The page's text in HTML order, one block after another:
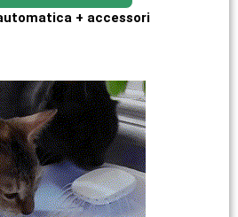
+ accessori